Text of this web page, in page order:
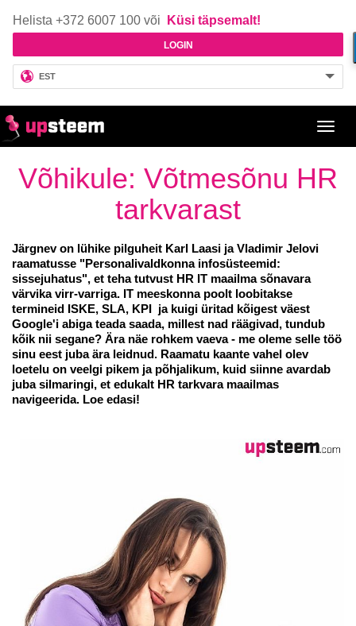
Helista +372 6007 100 või Küsi täpsemalt!
LOGIN
EST
Võhikule: Võtmesõnu HR
tarkvarast
Järgnev on lühike pilguheit Karl Laasi ja Vladimir Jelovi
raamatusse "Personalivaldkonna infosüsteemid:
sissejuhatus", et teha tutvust HR IT maailma sõnavara
värvika virr-varriga. IT meeskonna poolt loobitakse
termineid ISKE, SLA, KPI ja kuigi üritad kõigest väest
Google'i abiga teada saada, millest nad räägivad, tundub
kõik nii segane? Ära näe rohkem vaeva - me oleme selle töö
sinu eest juba ära leidnud. Raamatu kaante vahel olev
loetelu on veelgi pikem ja põhjalikum, kuid siinne avardab
juba silmaringi, et edukalt HR tarkvara maailmas
navigeerida. Loe edasi!